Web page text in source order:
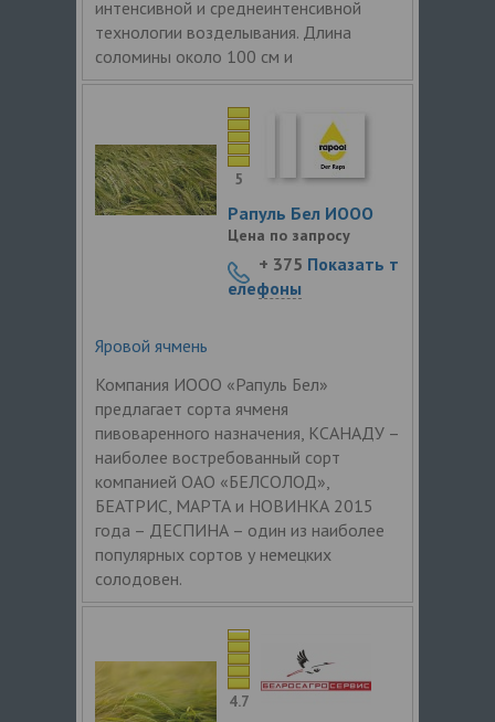
интенсивной и среднеинтенсивной
технологии возделывания. Длина
соломины около 100 см и
Яровой ячмень
Компания ИООО «Рапуль Бел»
предлагает сорта ячменя
пивоваренного назначения, КСАНАДУ –
наиболее востребованный сорт
компанией ОАО «БЕЛСОЛОД»,
БЕАТРИС, МАРТА и НОВИНКА 2015
года – ДЕСПИНА – один из наиболее
популярных сортов у немецких
солодовен.
5
Рапуль Бел ИООО
Цена по запросу
+ 375 Показать т
елефоны
4.7